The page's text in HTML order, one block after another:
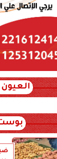
x0n not